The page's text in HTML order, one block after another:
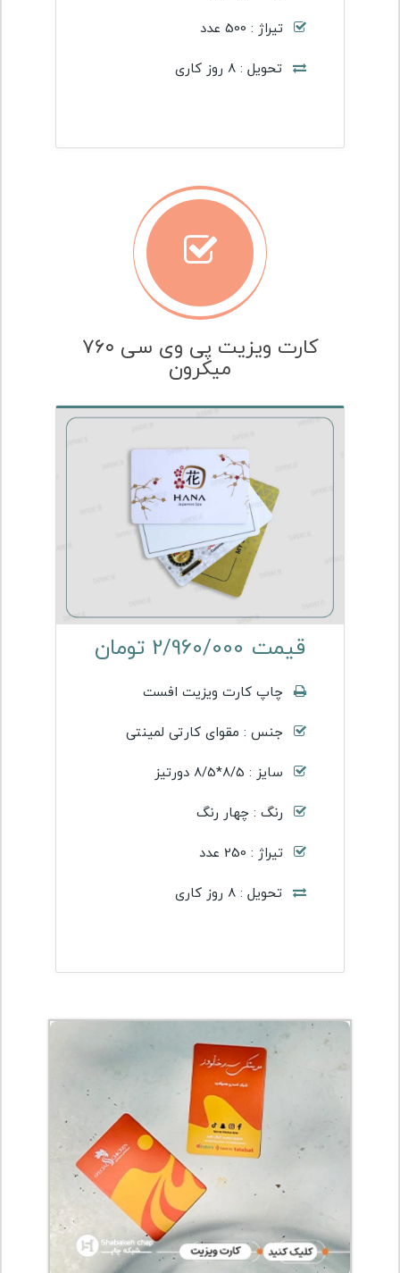
تیراژ : 500 عدد
تحویل : 8 روز کاری
کارت ویزیت پی وی سی ۷۶۰
میکرون
قیمت 2/960/000 تومان
چاپ کارت ویزیت افست
جنس : مقوای کارتی لمینتی
سایز : 8/5*8/5 دورتیز
رنگ : چهار رنگ
تیراژ : 250 عدد
تحویل : 8 روز کاری